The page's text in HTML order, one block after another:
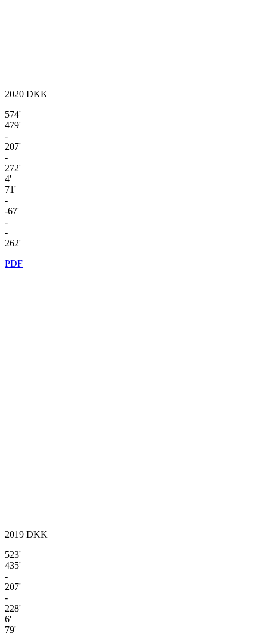
2020 DKK
574'
479'
-
207'
-
272'
4'
71'
-
-67'
-
-
262'
PDF
2019 DKK
523'
435'
-
207'
-
228'
6'
79'